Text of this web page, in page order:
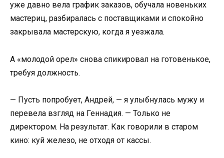
уже давно вела график заказов, обучала новеньких
мастериц, разбиралась с поставщиками и спокойно
закрывала мастерскую, когда я уезжала.
А «молодой орел» снова спикировал на готовенькое,
требуя должность.
— Пусть попробует, Андрей, — я улыбнулась мужу и
перевела взгляд на Геннадия. — Только не
директором. На результат. Как говорили в старом
кино: куй железо, не отходя от кассы.